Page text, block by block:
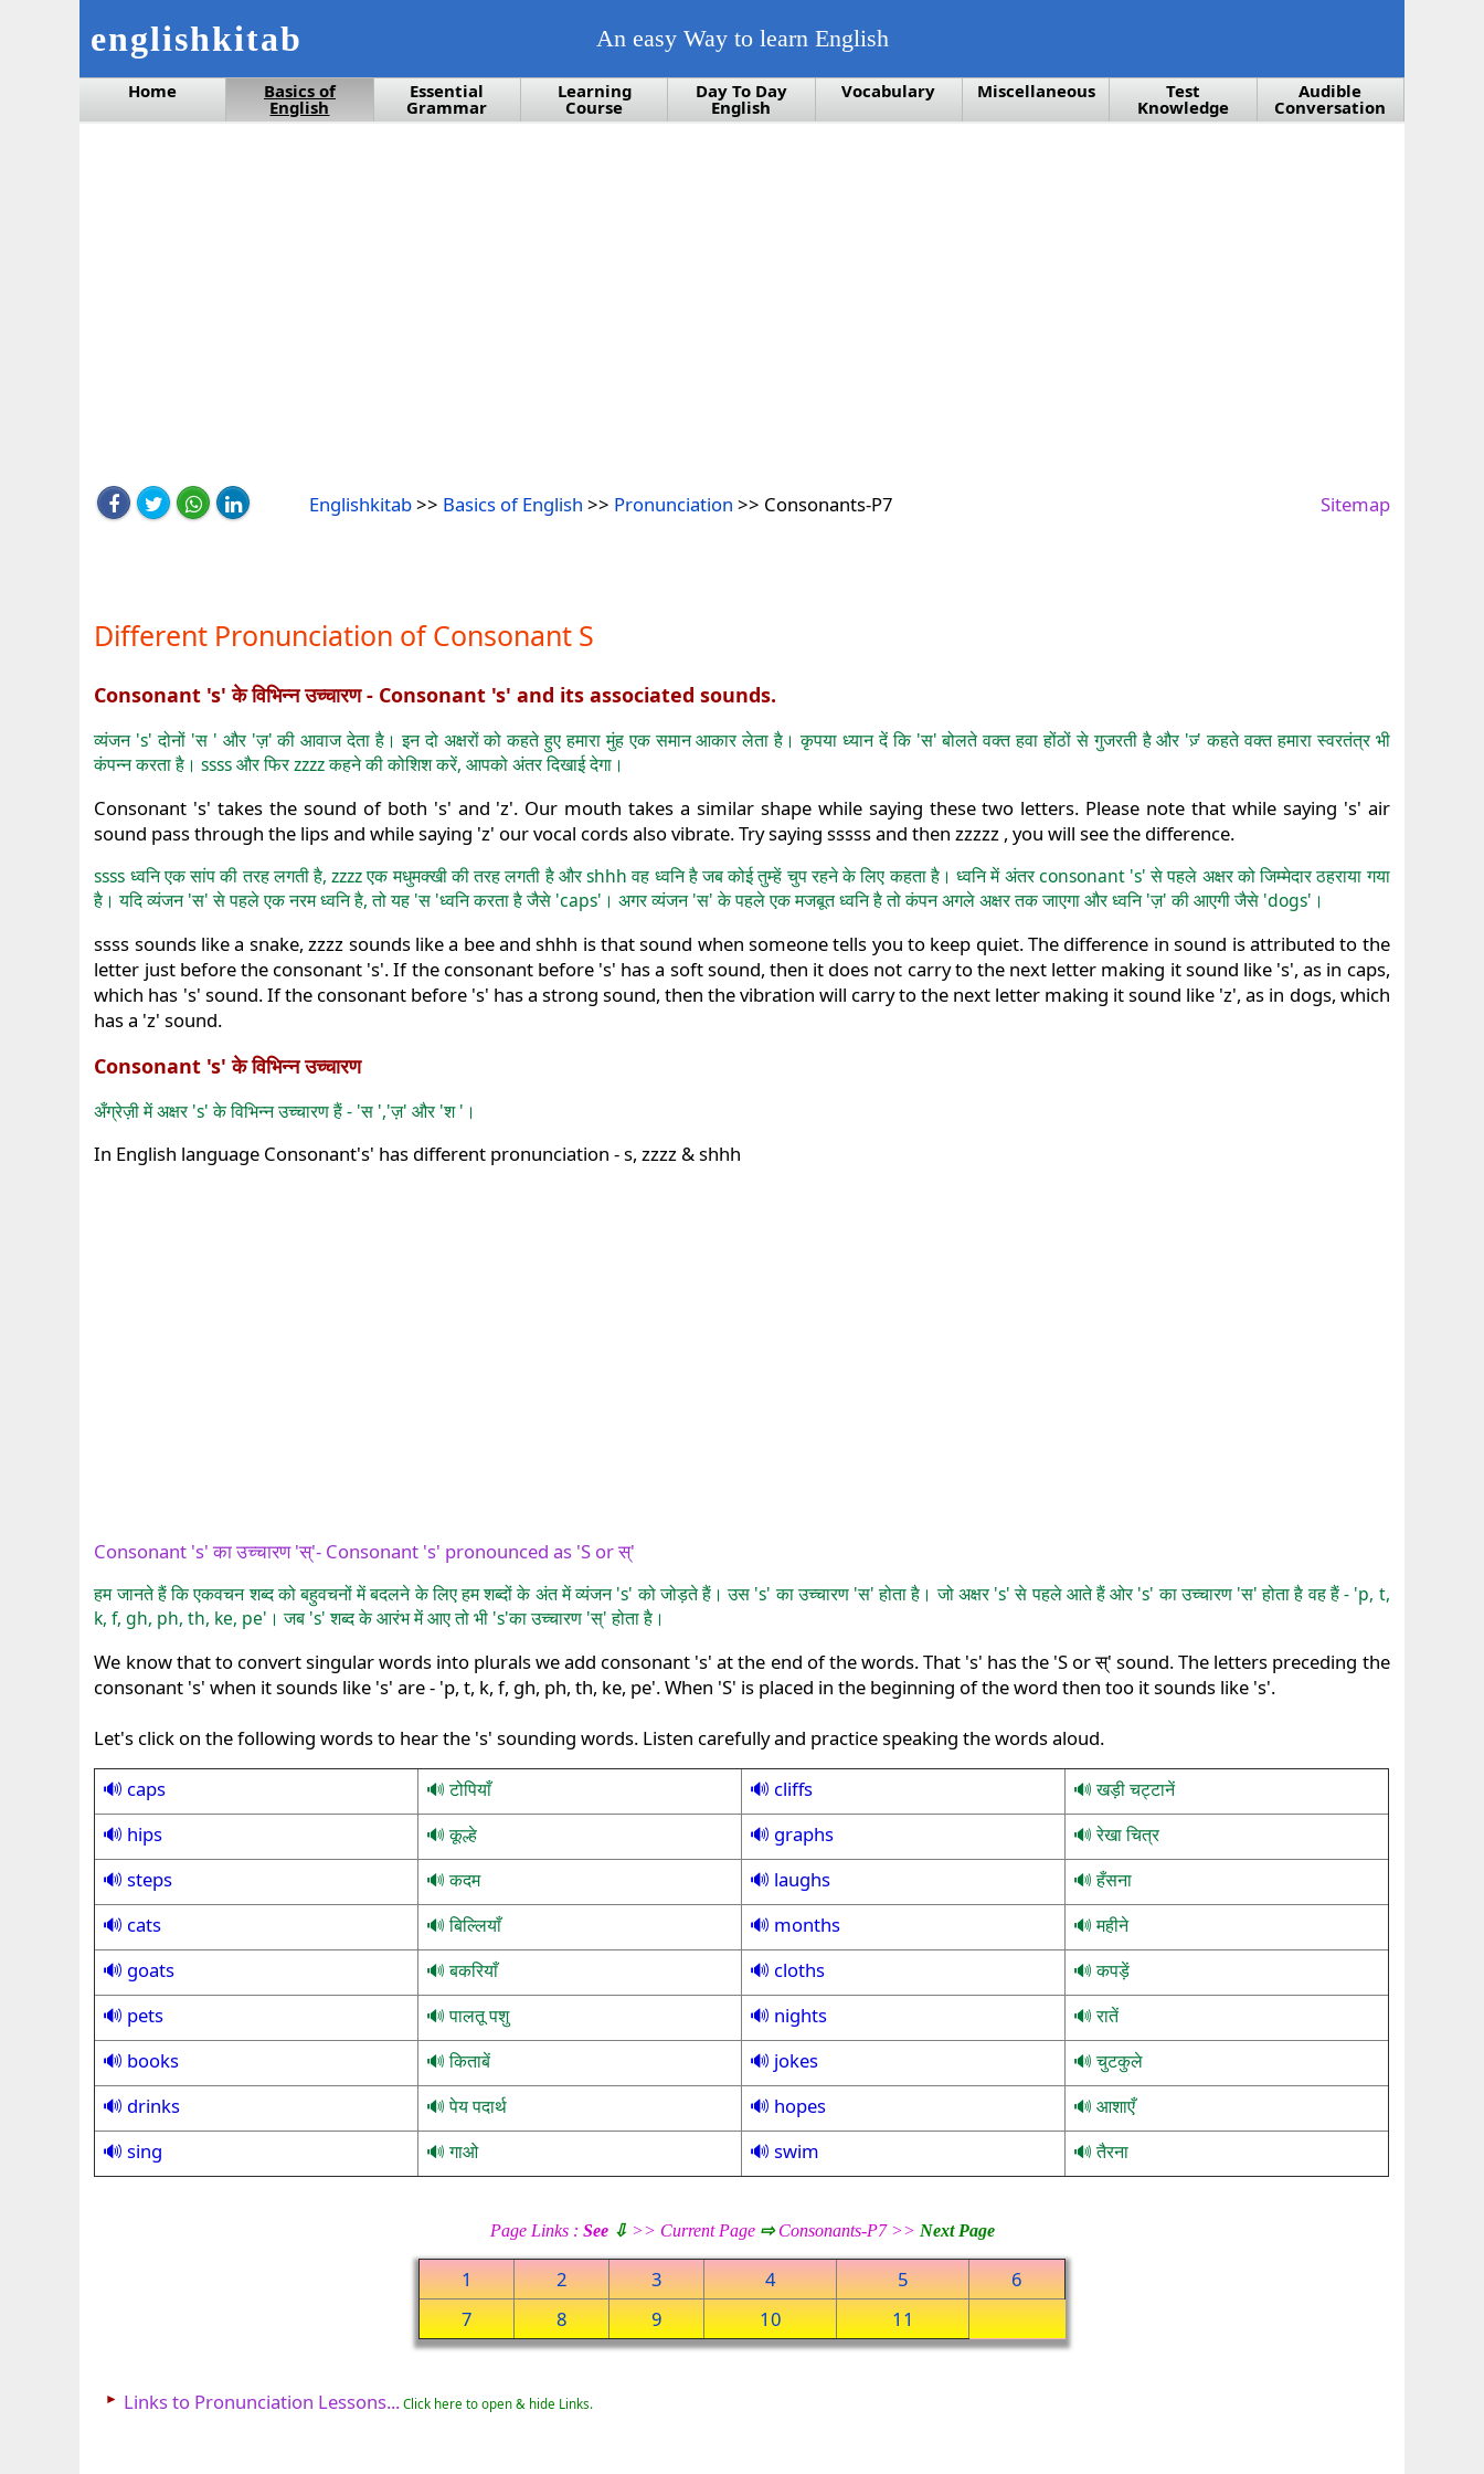
englishkitab An easy Way to learn English
Home Basics of
English
Essential
Grammar
Learning
Course
Day To Day
English
Vocabulary Miscellaneous Test
Knowledge
Audible
Conversation
Englishkitab>> Basics of English >> Pronunciation >> Consonants-P7 Sitemap
Different Pronunciation of Consonant S
Consonant 's' के विभिन्न उच्चारण - Consonant 's' and its associated sounds.
व्यंजन 's' दोनों 'स ' और 'ज़' की आवाज देता है। इन दो अक्षरों को कहते हुए हमारा मुंह एक समान आकार लेता है। कृपया ध्यान दें कि 'स' बोलते वक्त हवा होंठों से गुजरती है और 'ज़्' कहते वक्त हमारा स्वरतंत्र भी
कंपन्न करता है। ssss और फिर zzzz कहने की कोशिश करें, आपको अंतर दिखाई देगा।
Consonant 's' takes the sound of both 's' and 'z'. Our mouth takes a similar shape while saying these two letters. Please note that while saying 's' air
sound pass through the lips and while saying 'z' our vocal cords also vibrate. Try saying sssss and then zzzzz , you will see the difference.
ssss ध्वनि एक सांप की तरह लगती है, zzzz एक मधुमक्खी की तरह लगती है और shhh वह ध्वनि है जब कोई तुम्हें चुप रहने के लिए कहता है। ध्वनि में अंतर consonant 's' से पहले अक्षर को जिम्मेदार ठहराया गया
है। यदि व्यंजन 'स' से पहले एक नरम ध्वनि है, तो यह 'स 'ध्वनि करता है जैसे 'caps'। अगर व्यंजन 'स' के पहले एक मजबूत ध्वनि है तो कंपन अगले अक्षर तक जाएगा और ध्वनि 'ज़' की आएगी जैसे 'dogs'।
ssss sounds like a snake, zzzz sounds like a bee and shhh is that sound when someone tells you to keep quiet. The difference in sound is attributed to the
letter just before the consonant 's'. If the consonant before 's' has a soft sound, then it does not carry to the next letter making it sound like 's', as in caps,
which has 's' sound. If the consonant before 's' has a strong sound, then the vibration will carry to the next letter making it sound like 'z', as in dogs, which
has a 'z' sound.
Consonant 's' के विभिन्न उच्चारण
अँग्रेज़ी में अक्षर 's' के विभिन्न उच्चारण हैं - 'स ','ज़' और 'श '।
In English language Consonant's' has different pronunciation - s, zzzz & shhh
Consonant 's' का उच्चारण 'स्'- Consonant 's' pronounced as 'S or स्'
हम जानते हैं कि एकवचन शब्द को बहुवचनों में बदलने के लिए हम शब्दों के अंत में व्यंजन 's' को जोड़ते हैं। उस 's' का उच्चारण 'स' होता है। जो अक्षर 's' से पहले आते हैं ओर 's' का उच्चारण 'स' होता है वह हैं - 'p, t,
k, f, gh, ph, th, ke, pe'। जब 's' शब्द के आरंभ में आए तो भी 's'का उच्चारण 'स्' होता है।
We know that to convert singular words into plurals we add consonant 's' at the end of the words. That 's' has the 'S or स्' sound. The letters preceding the
consonant 's' when it sounds like 's' are - 'p, t, k, f, gh, ph, th, ke, pe'. When 'S' is placed in the beginning of the word then too it sounds like 's'.
Let's click on the following words to hear the 's' sounding words. Listen carefully and practice speaking the words aloud.
caps टोपियाँ cliffs खड़ी चट्टानें
hips कूल्हे graphs रेखा चित्र
steps कदम laughs हँसना
cats बिल्लियाँ months महीने
goats बकरियाँ cloths कपड़ें
pets पालतू पशु nights रातें
books किताबें jokes चुटकुले
drinks पेय पदार्थ hopes आशाएँ
sing गाओ swim तैरना
Page Links : See ⇩>> Current Page ⇨Consonants-P7 >> Next Page
1 2 3 4 5
6
7
8 9 10 11
► Links to Pronunciation Lessons... Click here to open & hide Links.